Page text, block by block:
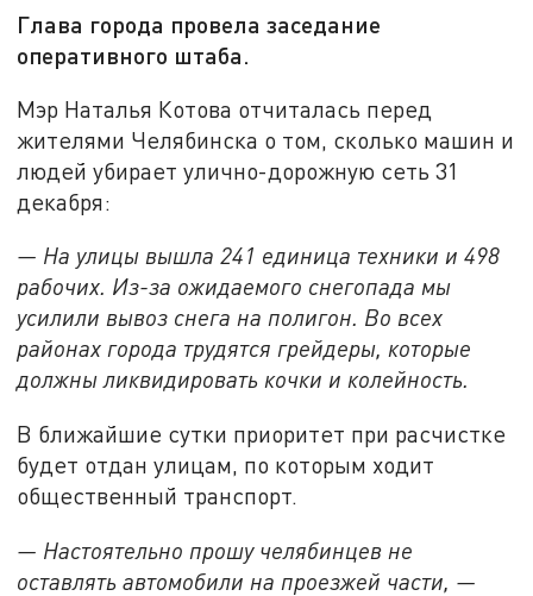
Глава города провела заседание
оперативного штаба.
Мэр Наталья Котова отчиталась перед
жителями Челябинска о том, сколько машин и
людей убирает улично-дорожную сеть 31
декабря:
— На улицы вышла 241 единица техники и 498
рабочих. Из-за ожидаемого снегопада мы
усилили вывоз снега на полигон. Во всех
районах города трудятся грейдеры, которые
должны ликвидировать кочки и колейность.
В ближайшие сутки приоритет при расчистке
будет отдан улицам, по которым ходит
общественный транспорт.
— Настоятельно прошу челябинцев не
оставлять автомобили на проезжей части, —